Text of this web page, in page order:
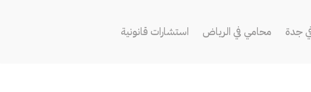
جدة محامي في الرياض استشارات قانونية